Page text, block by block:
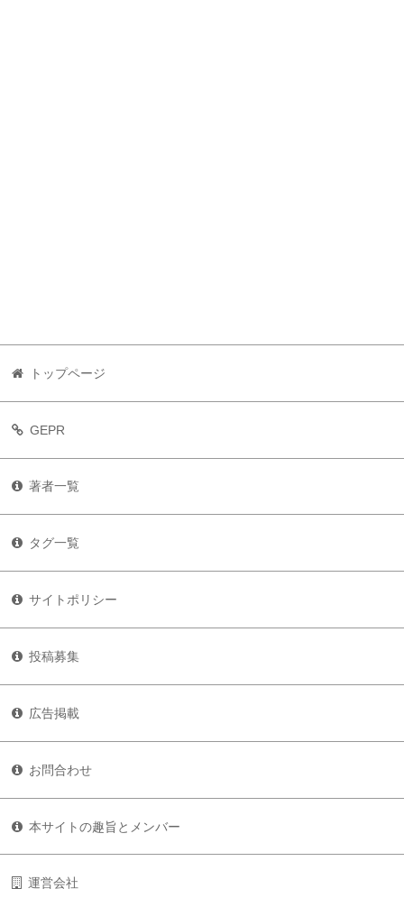
トップページ
GEPR
著者一覧
タグ一覧
サイトポリシー
投稿募集
広告掲載
お問合わせ
本サイトの趣旨とメンバー
運営会社